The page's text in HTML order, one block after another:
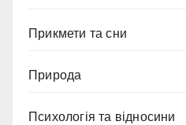
Прикмети та сни
Природа
Психологія та відносини